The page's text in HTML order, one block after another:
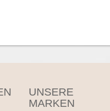
UNSERE
MARKEN